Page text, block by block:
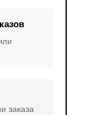
заказа